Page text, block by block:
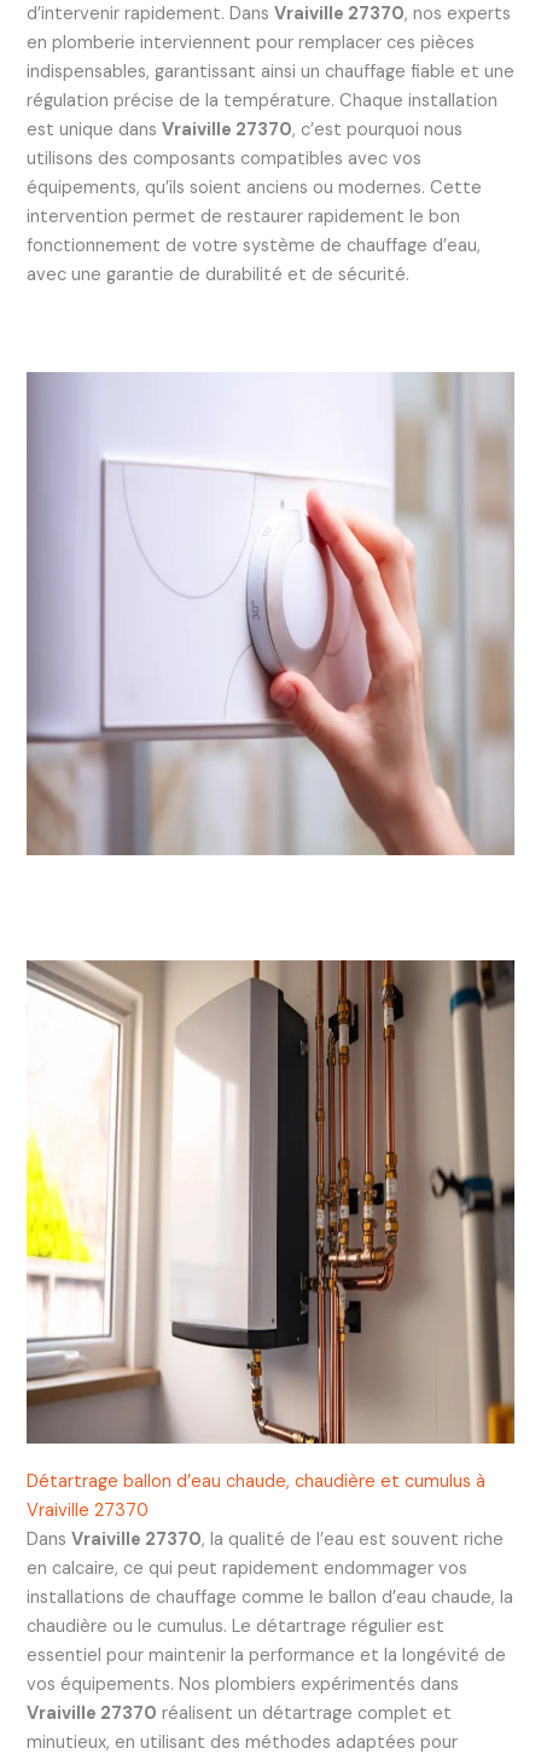
d’intervenir rapidement. Dans Vraiville 27370, nos experts
en plomberie interviennent pour remplacer ces pièces
indispensables, garantissant ainsi un chauffage fiable et une
régulation précise de la température. Chaque installation
est unique dans Vraiville 27370, c’est pourquoi nous
utilisons des composants compatibles avec vos
équipements, qu’ils soient anciens ou modernes. Cette
intervention permet de restaurer rapidement le bon
fonctionnement de votre système de chauffage d’eau,
avec une garantie de durabilité et de sécurité.
Détartrage ballon d’eau chaude, chaudière et cumulus à
Vraiville 27370
Dans Vraiville 27370, la qualité de l’eau est souvent riche
en calcaire, ce qui peut rapidement endommager vos
installations de chauffage comme le ballon d’eau chaude, la
chaudière ou le cumulus. Le détartrage régulier est
essentiel pour maintenir la performance et la longévité de
vos équipements. Nos plombiers expérimentés dans
Vraiville 27370 réalisent un détartrage complet et
minutieux, en utilisant des méthodes adaptées pour